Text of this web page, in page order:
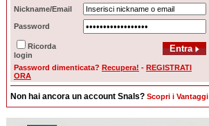
Nickname/Email
Password
Ricorda
login
Password dimenticata? Recupera! - REGISTRATI
ORA
Non hai ancora un account Snals? Scopri i Vantaggi